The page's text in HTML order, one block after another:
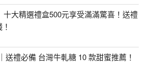
十大精選禮盒500元享受滿滿驚喜！送禮
送禮必備 台灣牛軋糖 10 款甜蜜推薦！